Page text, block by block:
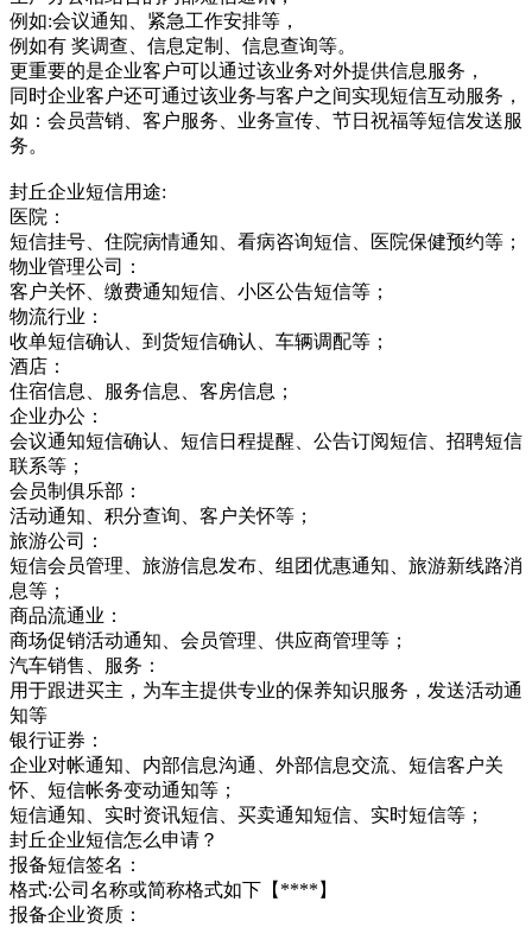
例如:会议通知、紧急工作安排等，
例如有 奖调查、信息定制、信息查询等。
更重要的是企业客户可以通过该业务对外提供信息服务，
同时企业客户还可通过该业务与客户之间实现短信互动服务，
如：会员营销、客户服务、业务宣传、节日祝福等短信发送服
务。
封丘企业短信用途:
医院：
短信挂号、住院病情通知、看病咨询短信、医院保健预约等；
物业管理公司：
客户关怀、缴费通知短信、小区公告短信等；
物流行业：
收单短信确认、到货短信确认、车辆调配等；
酒店：
住宿信息、服务信息、客房信息；
企业办公：
会议通知短信确认、短信日程提醒、公告订阅短信、招聘短信
联系等；
会员制俱乐部：
活动通知、积分查询、客户关怀等；
旅游公司：
短信会员管理、旅游信息发布、组团优惠通知、旅游新线路消
息等；
商品流通业：
商场促销活动通知、会员管理、供应商管理等；
汽车销售、服务：
用于跟进买主，为车主提供专业的保养知识服务，发送活动通
知等
银行证券：
企业对帐通知、内部信息沟通、外部信息交流、短信客户关
怀、短信帐务变动通知等；
短信通知、实时资讯短信、买卖通知短信、实时短信等；
封丘企业短信怎么申请？
报备短信签名：
格式:公司名称或简称格式如下【****】
报备企业资质：